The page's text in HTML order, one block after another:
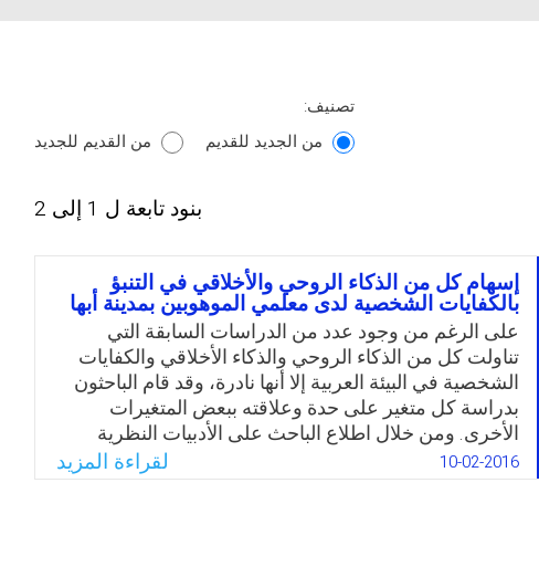
تصنيف:
من الجديد للقديم
من القديم للجديد
بنود تابعة ل 1 إلى 2
إسهام كل من الذكاء الروحي والأخلاقي في التنبؤ
بالكفايات الشخصية لدى معلمي الموهوبين بمدينة أبها
على الرغم من وجود عدد من الدراسات السابقة التي
تناولت كل من الذكاء الروحي والذكاء الأخلاقي والكفايات
الشخصية في البيئة العربية إلا أنها نادرة، وقد قام الباحثون
بدراسة كل متغير على حدة وعلاقته ببعض المتغيرات
الأخرى. ومن خلال اطلاع الباحث على الأدبيات النظرية
العالمية والعربية ذات الصلة بالموضوع لم يجد في حدود
علمه دراسة واحدة تناولت هذه المتغيرات مجتمعه، مما
10-02-2016 لقراءة المزيد